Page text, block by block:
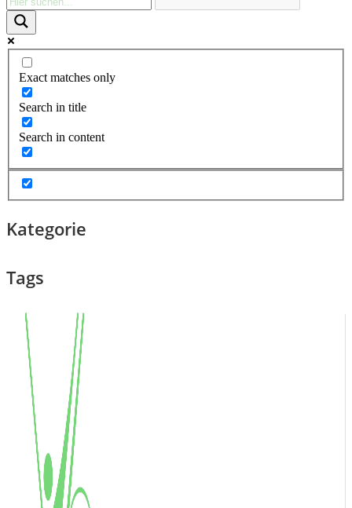
Exact matches only
Search in title
Search in content
Kategorie
Tags